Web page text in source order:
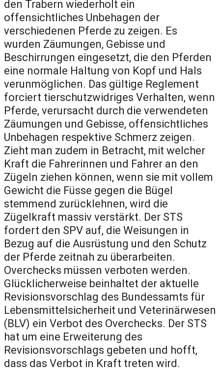
den Trabern wiederholt ein
offensichtliches Unbehagen der
verschiedenen Pferde zu zeigen. Es
wurden Zäumungen, Gebisse und
Beschirrungen eingesetzt, die den Pferden
eine normale Haltung von Kopf und Hals
verunmöglichen. Das gültige Reglement
forciert tierschutzwidriges Verhalten, wenn
Pferde, verursacht durch die verwendeten
Zäumungen und Gebisse, offensichtliches
Unbehagen respektive Schmerz zeigen.
Zieht man zudem in Betracht, mit welcher
Kraft die Fahrerinnen und Fahrer an den
Zügeln ziehen können, wenn sie mit vollem
Gewicht die Füsse gegen die Bügel
stemmend zurücklehnen, wird die
Zügelkraft massiv verstärkt. Der STS
fordert den SPV auf, die Weisungen in
Bezug auf die Ausrüstung und den Schutz
der Pferde zeitnah zu überarbeiten.
Overchecks müssen verboten werden.
Glücklicherweise beinhaltet der aktuelle
Revisionsvorschlag des Bundessamts für
Lebensmittelsicherheit und Veterinärwesen
(BLV) ein Verbot des Overchecks. Der STS
hat um eine Erweiterung des
Revisionsvorschlags gebeten und hofft,
dass das Verbot in Kraft treten wird.